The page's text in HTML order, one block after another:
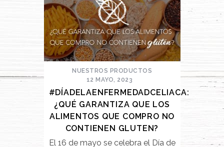
NUESTROS PRODUCTOS
12 MAYO, 2023
#DÍADELAENFERMEDADCELIACA:
¿QUÉ GARANTIZA QUE LOS
ALIMENTOS QUE COMPRO NO
CONTIENEN GLUTEN?
El 16 de mayo se celebra el Día de